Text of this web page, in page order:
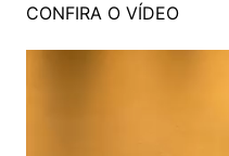
CONFIRA O VÍDEO